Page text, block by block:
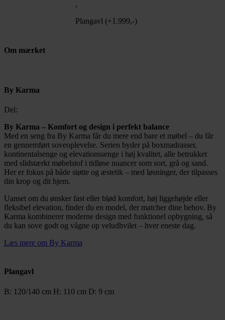
,
Plangavl (+1.999,-)
Om mærket
By Karma
Del:
By Karma – Komfort og design i perfekt balance
Med en seng fra By Karma får du mere end bare et møbel – du får
en gennemført soveoplevelse. Serien byder på boxmadrasser,
kontinentalsenge og elevationssenge i høj kvalitet, alle betrukket
med slidstærkt møbelstof i tidløse nuancer som sort, grå og sand.
Her er fokus på både støtte og æstetik – med løsninger, der tilpasses
din krop og dit hjem.
Uanset om du ønsker fast eller blød komfort, høj liggehøjde eller
fleksibel elevation, finder du en model, der matcher dine behov. By
Karma kombinerer moderne design med funktionel opbygning, så
du kan sove godt og vågne op veludhvilet – hver eneste dag.
Læs mere om By Karma
Plangavl
B: 120/140 cm H: 110 cm D: 9 cm